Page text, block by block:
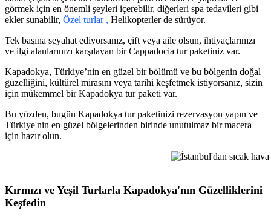
görmek için en önemli şeyleri içerebilir, diğerleri spa tedavileri gibi
ekler sunabilir, Özel turlar , Helikopterler de sürüyor.
Tek başına seyahat ediyorsanız, çift veya aile olsun, ihtiyaçlarınızı
ve ilgi alanlarınızı karşılayan bir Cappadocia tur paketiniz var.
Kapadokya, Türkiye’nin en güzel bir bölümü ve bu bölgenin doğal
güzelliğini, kültürel mirasını veya tarihi keşfetmek istiyorsanız, sizin
için mükemmel bir Kapadokya tur paketi var.
Bu yüzden, bugün Kapadokya tur paketinizi rezervasyon yapın ve
Türkiye'nin en güzel bölgelerinden birinde unutulmaz bir macera
için hazır olun.
Kırmızı ve Yeşil Turlarla Kapadokya'nın Güzelliklerini
Keşfedin